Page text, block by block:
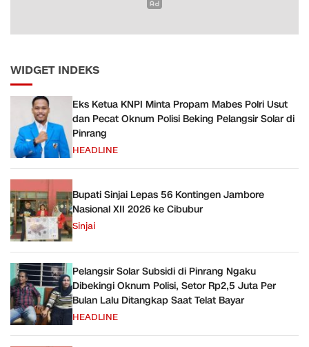
WIDGET INDEKS
Eks Ketua KNPI Minta Propam Mabes Polri Usut
dan Pecat Oknum Polisi Beking Pelangsir Solar di
Pinrang
HEADLINE
Bupati Sinjai Lepas 56 Kontingen Jambore
Nasional XII 2026 ke Cibubur
Sinjai
Pelangsir Solar Subsidi di Pinrang Ngaku
Dibekingi Oknum Polisi, Setor Rp2,5 Juta Per
Bulan Lalu Ditangkap Saat Telat Bayar
HEADLINE